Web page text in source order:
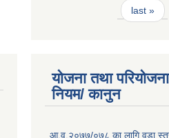
last »
योजना तथा
नियम/ कानुन
आ.व.२०७७/०७८ का लागि वडा